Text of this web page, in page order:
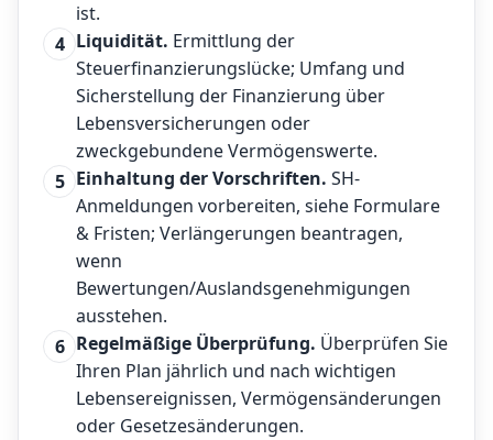
ist.
4 Liquidität. Ermittlung der
Steuerfinanzierungslücke; Umfang und
Sicherstellung der Finanzierung über
Lebensversicherungen oder
zweckgebundene Vermögenswerte.
5 Einhaltung der Vorschriften. SH-
Anmeldungen vorbereiten, siehe Formulare
& Fristen; Verlängerungen beantragen,
wenn
Bewertungen/Auslandsgenehmigungen
ausstehen.
6 Regelmäßige Überprüfung. Überprüfen Sie
Ihren Plan jährlich und nach wichtigen
Lebensereignissen, Vermögensänderungen
oder Gesetzesänderungen.